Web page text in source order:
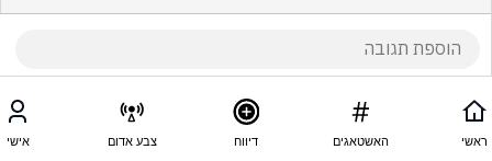
ראשי האשטאגים דיווח צבע אדום אישי